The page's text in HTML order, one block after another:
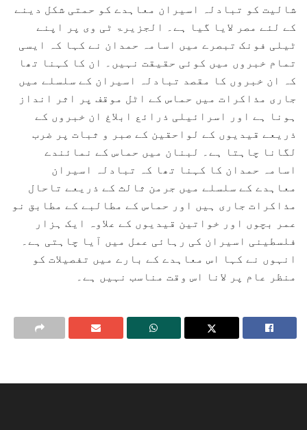
شالیت کو تبادلہ اسیران معاہدے کو حمتی شکل دینے
کے لئے مصر لایا گیا ہے۔ الجزیرۃ ٹی وی پر اپنے
ٹیلی فونک تبصرے میں اسامہ حمدان نے کہا کہ ایسی
تمام خبروں میں کوئی حقیقت نہیں۔ ان کا کہنا تھا
کہ ان خبروں کا مقصد تبادلہ اسیران کے سلسلے میں
جاری مذاکرات میں حماس کے اٹل موقف پر اثر انداز
ہونا ہے اور اسرائیلی ذرائع ابلاغ ان خبروں کے
ذریعے قیدیوں کے لواحقین کے صبر و ثبات پر ضرب
لگانا چاہتا ہے۔ لبنان میں حماس کے نمائندے
اسامہ حمدان کا کہنا تھا کہ تبادلہ اسیران
معاہدے کے سلسلے میں جرمن ثالث کے ذریعے تاحال
مذاکرات جاری ہیں اور حماس کے مطالبے کے مطابق نو
عمر بچوں اور خواتین قیدیوں کے علاوہ ایک ہزار
فلسطینی اسیران کی رہائی عمل میں آیا چاہتی ہے۔
انہوں نے کہا اس معاہدے کے بارے میں تفصیلات کو
منظر عام پر لانا اس وقت مناسب نہیں ہے۔